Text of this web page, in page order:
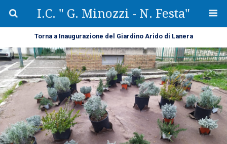
I.C. " G. Minozzi - N. Festa"
Torna a Inaugurazione del Giardino Arido di Lanera